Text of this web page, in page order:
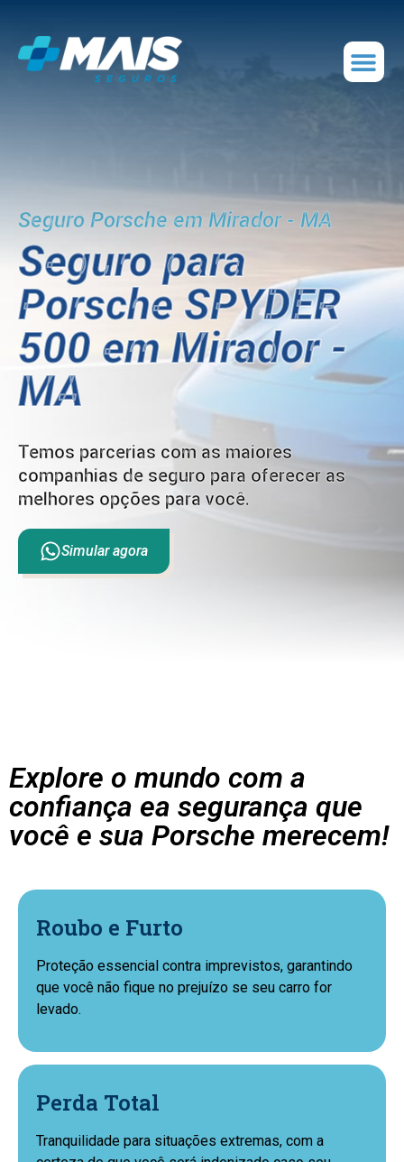
Seguro Porsche em Mirador - MA
Seguro para
Porsche SPYDER
500 em Mirador -
MA
Temos parcerias com as maiores
companhias de seguro para oferecer as
melhores opções para você.
Simular agora
Explore o mundo com a
confiança ea segurança que
você e sua Porsche merecem!
Roubo e Furto
Proteção essencial contra imprevistos, garantindo
que você não fique no prejuízo se seu carro for
levado.
Perda Total
Tranquilidade para situações extremas, com a